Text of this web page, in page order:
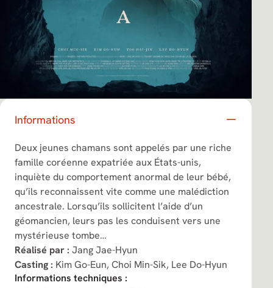
Informations
Deux jeunes chamans sont appelés par une riche
famille coréenne expatriée aux États-unis,
inquiète du comportement anormal de leur bébé,
qu’ils reconnaissent vite comme une malédiction
ancestrale. Lorsqu’ils sollicitent l’aide d’un
géomancien, leurs pas les conduisent vers une
mystérieuse tombe…
Réalisé par : Jang Jae-Hyun
Casting : Kim Go-Eun, Choi Min-Sik, Lee Do-Hyun
Informations techniques :